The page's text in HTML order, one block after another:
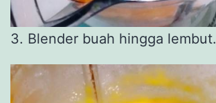
3. Blender buah hingga lembut.